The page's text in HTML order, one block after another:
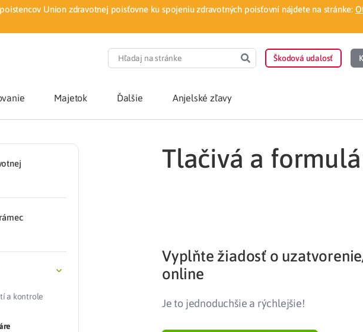
Union zdravotnej poisťovne ku spojeniu zdravotných poisťovní nájdete na stránke:
Škodová udalosť
Benefity
Poistenie novorodenca v pohodlí domova
POTREBUJEM
Ošetrenie u
Majetok Ďalšie Anjelské zľavy
a kontrole
Tlačivá a
Vyplňte žiadosť o
online
Je to jednoduchšie a rýchlejšie!